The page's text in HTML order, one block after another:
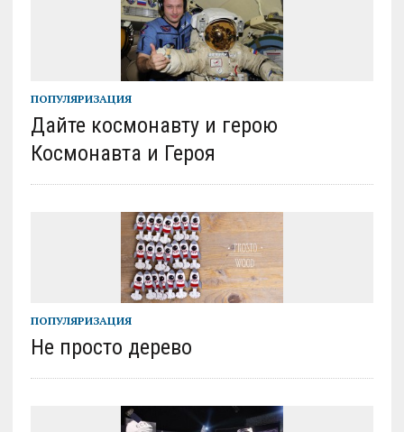
ПОПУЛЯРИЗАЦИЯ
Дайте космонавту и герою
Космонавта и Героя
ПОПУЛЯРИЗАЦИЯ
Не просто дерево